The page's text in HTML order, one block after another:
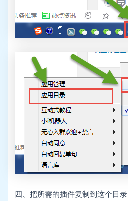
四、把所需的插件复制到这个目